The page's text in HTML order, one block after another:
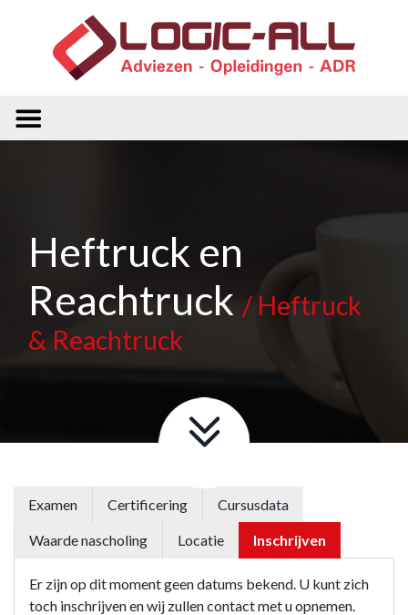
Heftruck en
Reachtruck / Heftruck
& Reachtruck
Examen Certificering Cursusdata
Waarde nascholing Locatie Inschrijven
Er zijn op dit moment geen datums bekend. U kunt zich
toch inschrijven en wij zullen contact met u opnemen.